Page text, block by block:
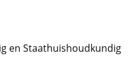
en Staathuishoudkundig